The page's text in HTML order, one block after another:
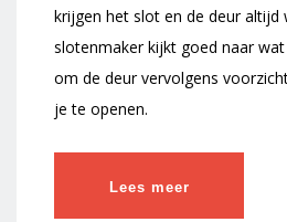
krijgen het slot en de deur altijd
slotenmaker kijkt goed naar
om de deur vervolgens
je te openen.
Lees meer